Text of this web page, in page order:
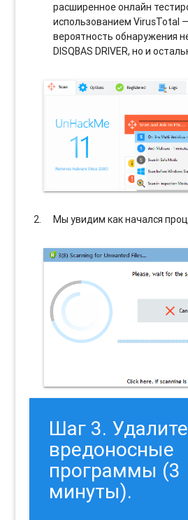
расширенное онлайн
использованием VirusTotal
вероятность обнаружения
DISQBAS DRIVER, но и
Мы увидим как начался
Шаг 3. Удалите
вредоносные
программы (3
минуты).